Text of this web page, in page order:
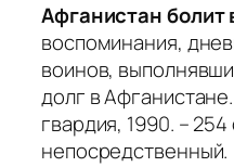
Афганистан болит
воспоминания,
воинов,
долг в
гвардия, 1990. – 254